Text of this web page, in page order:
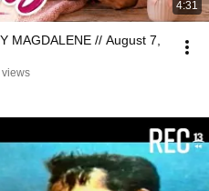
4:31
MAGDALENE // August 7,